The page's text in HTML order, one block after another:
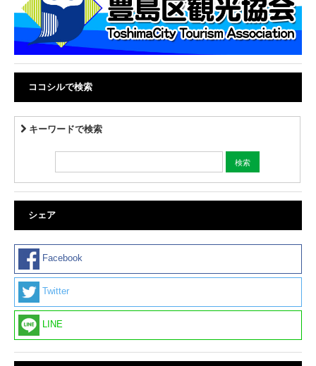
ココシルで検索
キーワードで検索
シェア
Facebook
Twitter
LINE